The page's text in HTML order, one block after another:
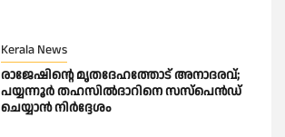
Kerala News
രാജേഷിന്റെ മൃതദേഹത്തോട് അനാദരവ്;
പയ്യന്നൂർ തഹസിൽദാറിനെ സസ്പെൻഡ്
ചെയ്യാൻ നിർദ്ദേശം